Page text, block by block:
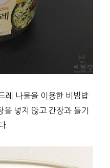
레 나물을 이용한 비빔밥
넣지 않고 간장과 들기
.